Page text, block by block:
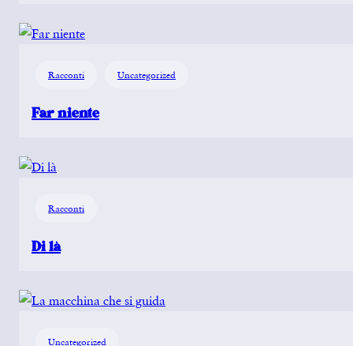
Racconti Uncategorized
Far niente
Racconti
Di là
Uncategorized